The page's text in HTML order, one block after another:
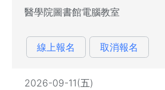
醫學院圖書館電腦教室
線上報名 取消報名
2026-09-11(五)